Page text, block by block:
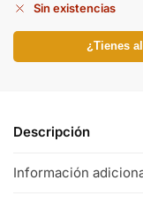
Sin existencias
¿Tienes
Descripción
Información